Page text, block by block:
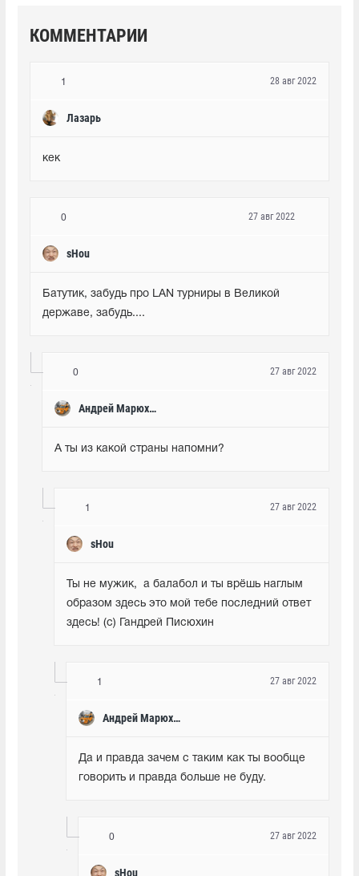
КОММЕНТАРИИ
1
Лазарь
28 авг 2022
кек
0
sHou
27 авг 2022
Батутик, забудь про LAN турниры в Великой
державе, забудь....
0
Андрей Марюхин
27 авг 2022
А ты из какой страны напомни?
1
sHou
27 авг 2022
Ты не мужик,  а балабол и ты врёшь наглым
образом здесь это мой тебе последний ответ
здесь! (c) Гандрей Писюхин
1
Андрей Марюхин
27 авг 2022
Да и правда зачем с таким как ты вообще
говорить и правда больше не буду.
0
sHou
27 авг 2022